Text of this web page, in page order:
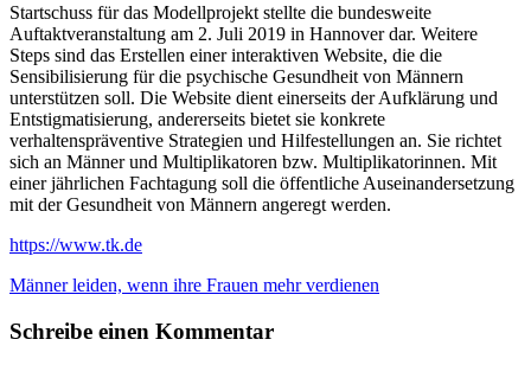
Startschuss für das Modellprojekt stellte die bundesweite
Auftaktveranstaltung am 2. Juli 2019 in Hannover dar. Weitere
Steps sind das Erstellen einer interaktiven Website, die die
Sensibilisierung für die psychische Gesundheit von Männern
unterstützen soll. Die Website dient einerseits der Aufklärung und
Entstigmatisierung, andererseits bietet sie konkrete
verhaltenspräventive Strategien und Hilfestellungen an. Sie richtet
sich an Männer und Multiplikatoren bzw. Multiplikatorinnen. Mit
einer jährlichen Fachtagung soll die öffentliche Auseinandersetzung
mit der Gesundheit von Männern angeregt werden.
https://www.tk.de
Beitragsnavigation
Männer leiden, wenn ihre Frauen mehr verdienen
Schreibe einen Kommentar